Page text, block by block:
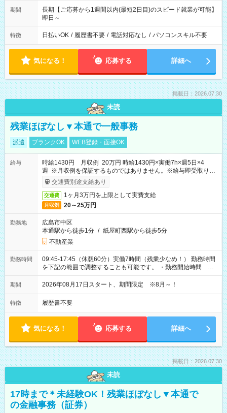
期間
長期【ご応募から1週間以内(最短2日目)のスピード就業が可能】
即日～
特徴 日払いOK / 履歴書不要 / 電話対応なし / パソコンスキル不要
気になる！ 応募する 詳細へ
掲載日：2026.07.30
未読
残業ほぼなし▼本通で一般事務
派遣 ブランクOK WEB登録・面接OK
給与
時給1430円 月収例 20万円 時給1430円×実働7h×週5日×4
週 ※月収例を保証するものではありません。※給与即受取りサ
ービス利用可（利用条件有）
交通費別途支給あり
交通費 1ヶ月3万円を上限として実費支給
月収例 20～25万円
勤務地
広島市中区
本通駅から徒歩1分 / 紙屋町西駅から徒歩5分
不動産業
勤務時間
09:45-17:45（休憩60分）実働7時間（残業少なめ！） 勤務時間
を下記の範囲で調整することも可能です。 ・勤務開始時間
09:45～12:30 ・勤務終了時間 15:45～18:30 ・実働 05:00～
07:45
期間 2026年08月17日スタート、期間限定 ※8月～！
特徴 履歴書不要
気になる！ 応募する 詳細へ
掲載日：2026.07.30
未読
17時まで＊未経験OK！残業ほぼなし▼本通で
の金融事務（証券）